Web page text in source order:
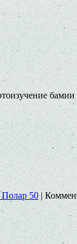
50 |